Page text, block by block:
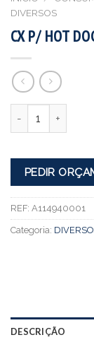
DIVERSOS
CX P/ HOT
PEDIR
REF: A114940001
Categoria:
DESCRIÇÃO